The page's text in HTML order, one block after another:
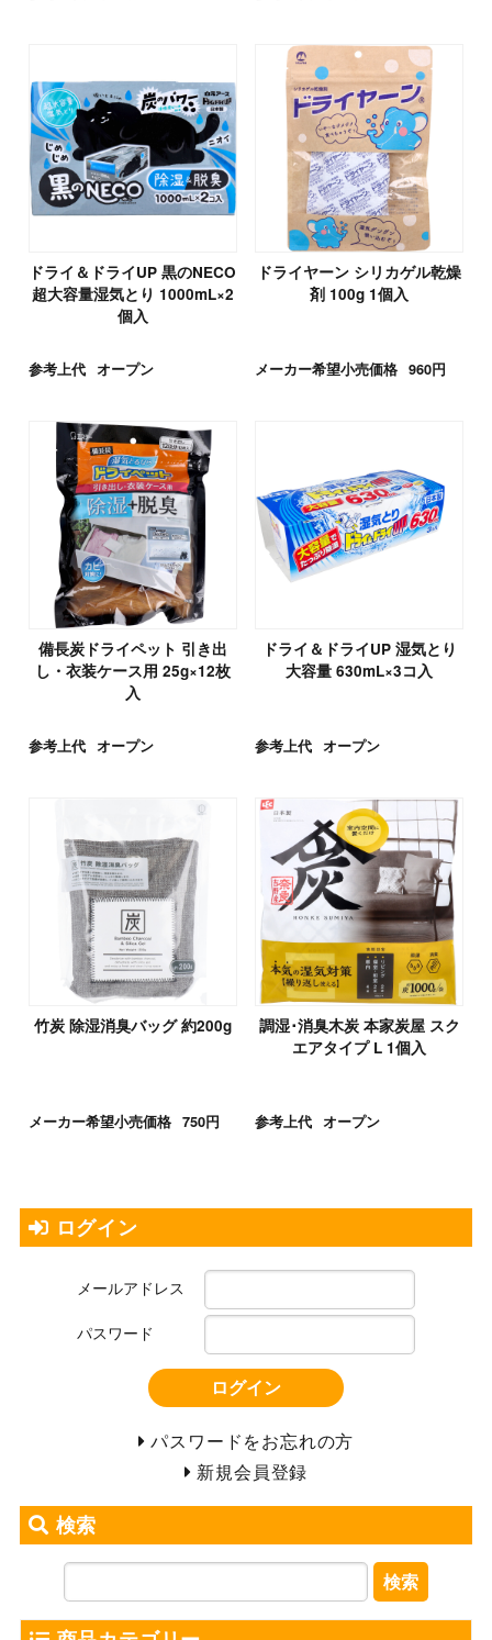
ドライ＆ドライUP 黒のNECO
超大容量湿気とり 1000mL×2
個入
参考上代 オープン
ドライヤーン シリカゲル乾燥
剤 100g 1個入
メーカー希望小売価格 960円
備長炭ドライペット 引き出
し・衣装ケース用 25g×12枚
入
参考上代 オープン
ドライ＆ドライUP 湿気とり
大容量 630mL×3コ入
参考上代 オープン
竹炭 除湿消臭バッグ 約200g
メーカー希望小売価格 750円
調湿･消臭木炭 本家炭屋 スク
エアタイプ L 1個入
参考上代 オープン
ログイン
メールアドレス
パスワード
ログイン
パスワードをお忘れの方
新規会員登録
検索
検索